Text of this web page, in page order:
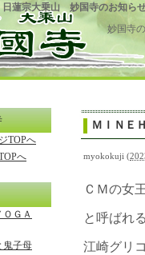
蓮宗大乗山 妙国寺のお知ら
妙国寺
ＭＩＮＥ
myokokuji (
ＣＭの女王
と呼ばれる
江崎グリ
TOPへ
へ
ＧＡ
鬼子母